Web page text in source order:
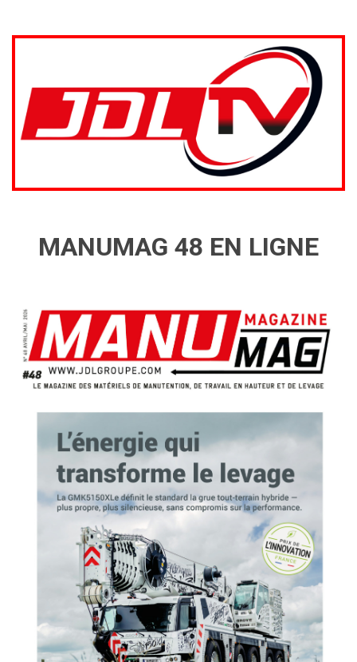
MANUMAG 48 EN LIGNE